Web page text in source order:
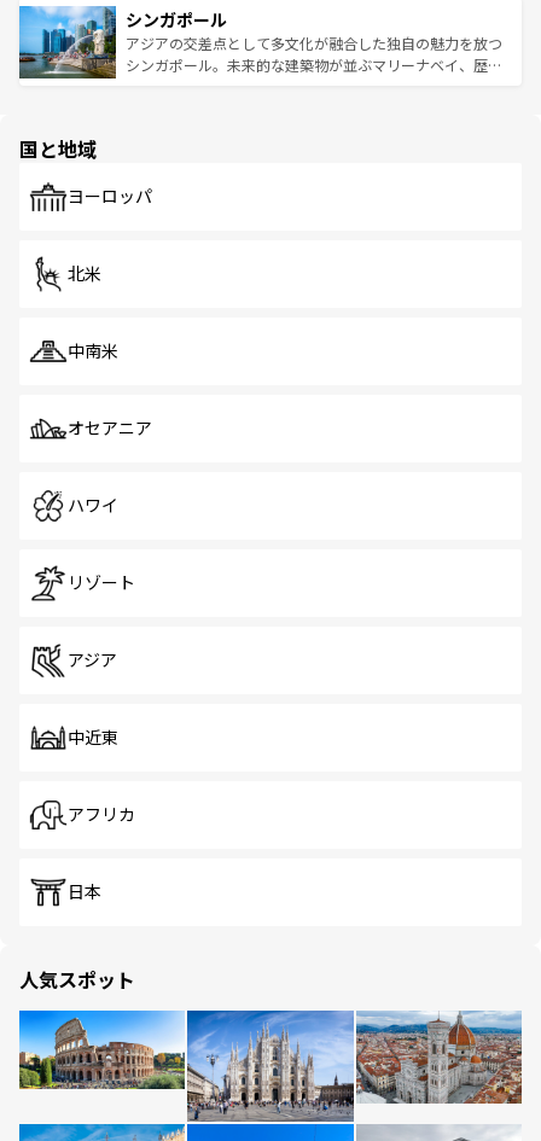
参照してほしい。
激する。気候は一年中温暖で、どの季節にも異なる楽しみ
が待っている。親しみやすいタイの人々、仏教を中心とし
た文化、そして多様な観光資源が、訪れる旅人を魅了し続
み、どこを訪れても感動するはず。観光スポットが密集し
ており、効率よく見どころを回れるのも魅力。息をのむよ
うな絶景から文化的な体験まで、香港を存分に楽しみ尽く
シンガポール
アジアの交差点として多文化が融合した独自の魅力を放つ
シンガポール。未来的な建築物が並ぶマリーナベイ、歴史
で、ホーカーズは地元の風情を楽しめる外せないスポット
国と地域
ヨーロッパ
北米
中南米
オセアニア
ハワイ
リゾート
アジア
中近東
アフリカ
日本
人気スポット